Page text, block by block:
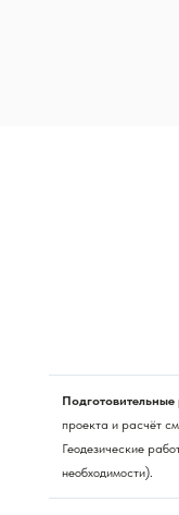
проекта и расчёт
Геодезические
необходимости).